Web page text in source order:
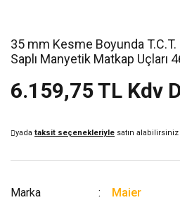
35 mm Kesme Boyunda
Saplı Manyetik Matkap Uçları
6.159,75 TL Kdv
yada taksit seçenekleriyle satın alabilirsiniz
Marka
Maier